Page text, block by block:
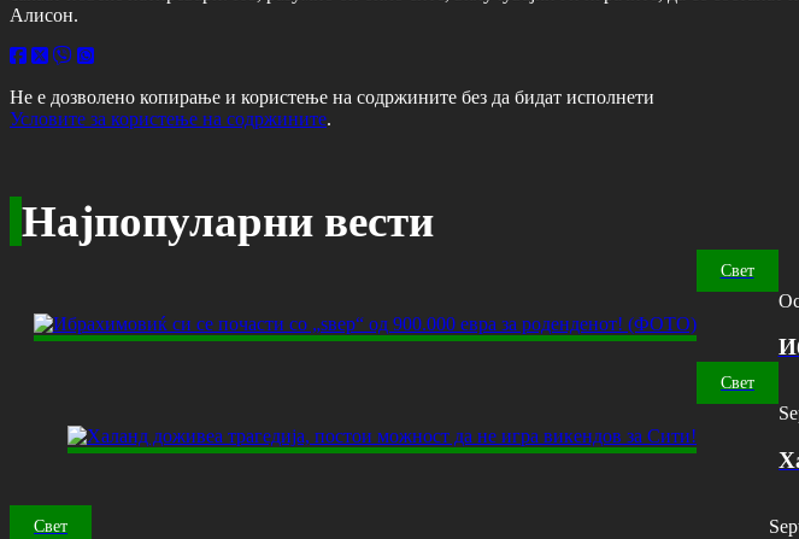
Алисон.
Не е дозволено копирање и користење на содржините без да бидат исполнети
Условите за користење на содржините.
Најпопуларни вести
Свет
Свет
Свет